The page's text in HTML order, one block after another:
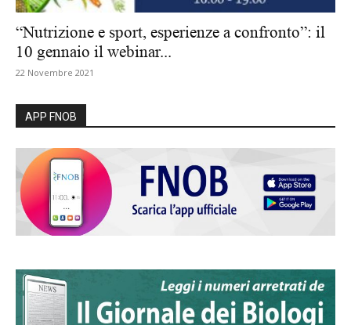
“Nutrizione e sport, esperienze a confronto”: il
10 gennaio il webinar...
22 Novembre 2021
APP FNOB